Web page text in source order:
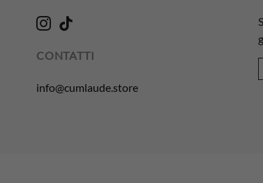
CONTATTI
info@cumlaude.store